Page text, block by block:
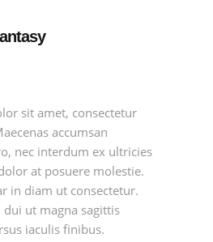
sit amet, consectetur
accumsan
nec interdum ex ultricies
at posuere molestie.
in diam ut consectetur.
ut magna sagittis
iaculis finibus.